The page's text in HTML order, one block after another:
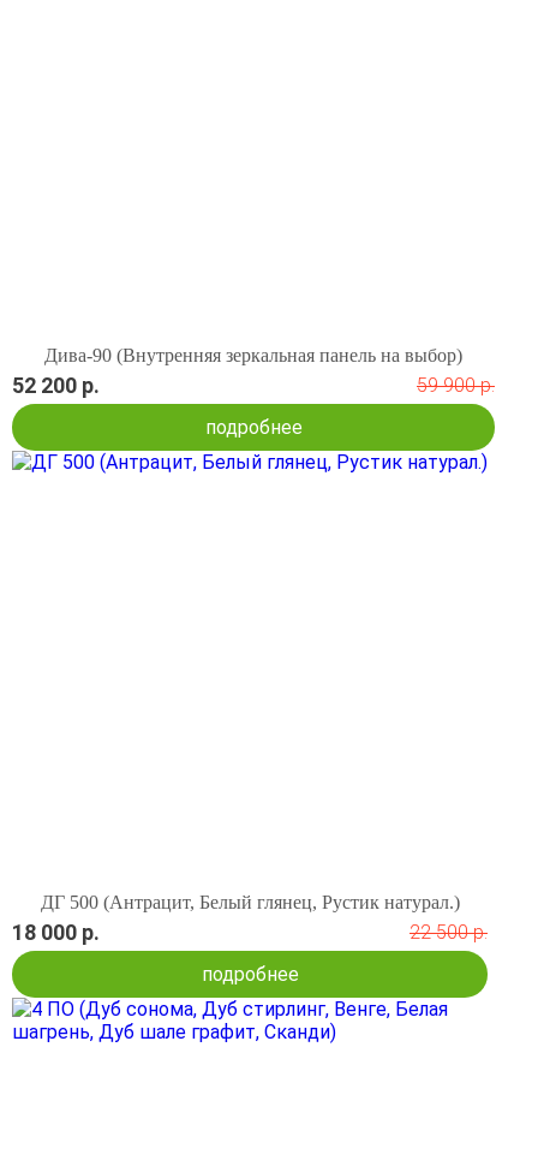
Дива-90 (Внутренняя зеркальная панель на выбор)
52 200 р.
59 900 р.
подробнее
ДГ 500 (Антрацит, Белый глянец, Рустик натурал.)
18 000 р.
22 500 р.
подробнее